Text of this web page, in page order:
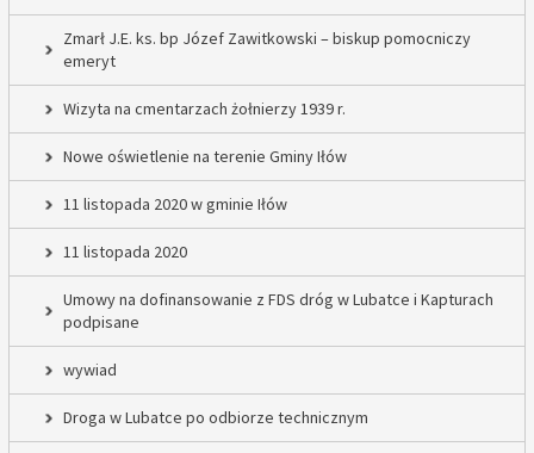
Zmarł J.E. ks. bp Józef Zawitkowski – biskup pomocniczy
emeryt
Wizyta na cmentarzach żołnierzy 1939 r.
Nowe oświetlenie na terenie Gminy Iłów
11 listopada 2020 w gminie Iłów
11 listopada 2020
Umowy na dofinansowanie z FDS dróg w Lubatce i Kapturach
podpisane
wywiad
Droga w Lubatce po odbiorze technicznym